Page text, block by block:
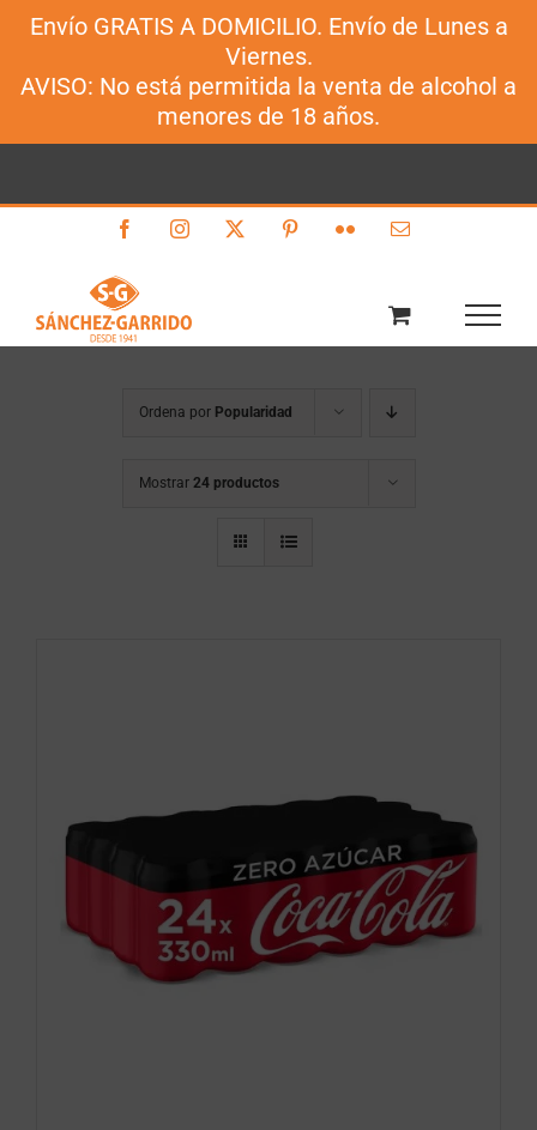
Envío GRATIS A DOMICILIO. Envío de Lunes a
Viernes.
AVISO: No está permitida la venta de alcohol a
menores de 18 años.
FacebookInstagram PinterestFlickr Correo
Ordena por Popularidad
Mostrar 24 productos
Sánchez-Garrido